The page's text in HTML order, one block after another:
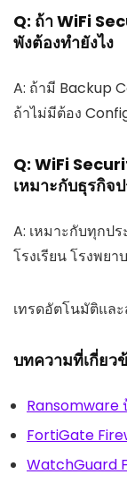
Q: ถ้า WiFi
พังต้องทำยังไง
A: ถ้ามี Backup
ถ้าไม่มีต้อง
Q: WiFi
เหมาะกับธุรกิจ
A: เหมาะกับทุกป
โรงเรียน โรงพย
เทรดอัตโนมัติแล
บทความที่เกี่ยว
Ransomware
FortiGate
WatchGuard